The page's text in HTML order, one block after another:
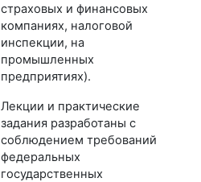
страховых и финансовых
компаниях, налоговой
инспекции, на
промышленных
предприятиях).
Лекции и практические
задания разработаны с
соблюдением требований
федеральных
государственных